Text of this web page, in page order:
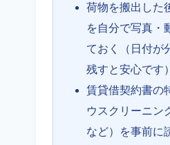
荷物を搬出した
を自分で写真・
ておく（日付が
残すと安心です）
賃貸借契約書の
ウスクリーニン
など）を事前に